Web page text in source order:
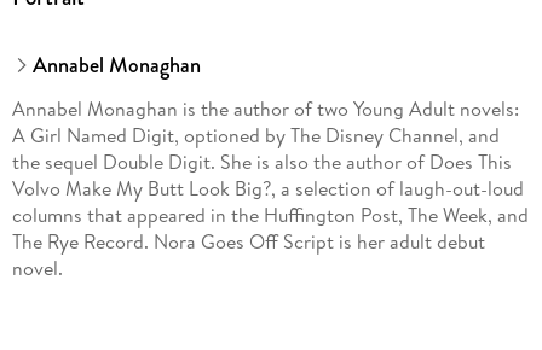
Annabel Monaghan
Annabel Monaghan is the author of two Young Adult novels:
A Girl Named Digit, optioned by The Disney Channel, and
the sequel Double Digit. She is also the author of Does This
Volvo Make My Butt Look Big?, a selection of laugh-out-loud
columns that appeared in the Huffington Post, The Week, and
The Rye Record. Nora Goes Off Script is her adult debut
novel.